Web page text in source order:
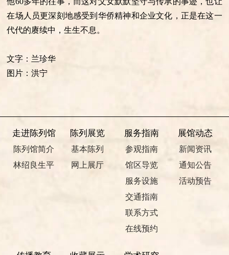
在场人员更深刻地感受到华侨精神和企业文化，正是在这一
代代的赓续中，生生不息。
文字：兰珍华
图片：洪宁
走进陈列馆
陈列馆简介
林绍良生平
陈列展览
基本陈列
网上展厅
服务指南
参观指南
馆区导览
服务设施
交通指南
联系方式
在线预约
展馆动态
新闻资讯
通知公告
活动预告